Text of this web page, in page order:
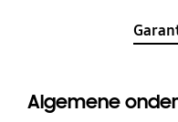
Algemene